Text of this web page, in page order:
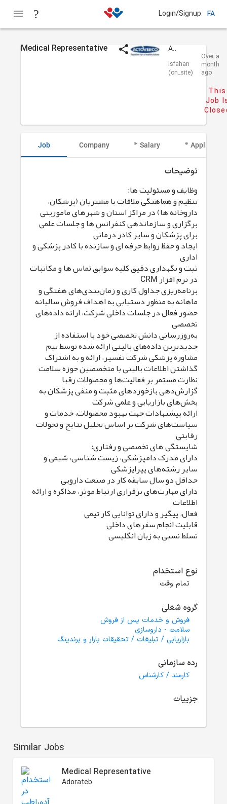
Login/Signup FA
Medical Representative Actoverco
Isfahan
(on_site)
Over a
month
ago
This
Job
Job Company Salary Applicant
توضیحات
وظایف و مسئولیت ها:
تنظیم و هماهنگی ملاقات با مشتریان (پزشکان،
داروخانه ها) در مراکز استان و شهرهای ماموریتی
برگزاری و سازماندهی کنفرانس ها و جلسات علمی
برای پزشکان و سایر کادر درمانی
ایجاد و حفظ روابط حرفه ای و سازنده با کادر پزشکی و
اداری
ثبت و نگهداری دقیق کلیه سوابق تماس ها و مکاتبات
در نرم افزار CRM
برنامه‌ریزی جداول کاری و زمان‌بندی‌های هفتگی و
ماهانه به منظور دستیابی به اهداف فروش سالیانه
حضور فعال در جلسات داخلی شرکت، ارائه داده‌های
تخصصی
به‌روزرسانی دانش تخصصی خود با استفاده از
جدیدترین داده‌های بالینی ارائه شده توسط تیم
مشاوره پزشکی شرکت تفسیر، ارائه و به اشتراک
گذاشتن اطلاعات بالینی با متخصصین حوزه سلامت
نظارت مستمر بر فعالیت‌ها و محصولات رقبا
گزارش‌دهی بازخوردهای مثبت و منفی پزشکان به
بخش‌های بازاریابی و علمی شرکت
ارائه پیشنهادات جهت بهبود محصولات، خدمات و
سیاست‌های شرکت بر اساس تحلیل نتایج و تحولات
رقابتی
شایستگی های تخصصی و رفتاری:
دارای مدرک دامپزشکی، زیست شناسی، شیمی و
سایر رشته‌های پیراپزشکی
حداقل دو سال سابقه کار در صنعت دارویی
دارای مهارت‌های برقراری ارتباط موثر، مذاکره و ارائه
اطلاعات
فعال، پیگیر و دارای توانایی کار تیمی
قابلیت انجام سفرهای داخلی
تسلط نسبی به زبان انگلیسی
نوع استخدام
تمام وقت
گروه شغلی
فروش و خدمات پس از فروش
سلامت - داروسازی
بازاریابی / تبلیغات / تحقیقات بازار و برندینگ
رده سازمانی
کارمند / کارشناس
جزییات
Similar Jobs
Medical Representative
Adorateb